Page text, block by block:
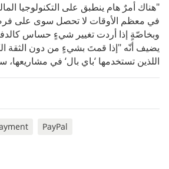
"هناك أمرٌ هام ينطبق على التكنولوجيا
في معظم الأوقات لا تحصل سوى على
وبخاصّةٍ إذا أردت تغيير شيءٍ حساس
يضيف أنّه "إذا قمتَ بشيءٍ من دون الثقة
اللذين تستخدمها ‘باي بال‘ في
PayPal